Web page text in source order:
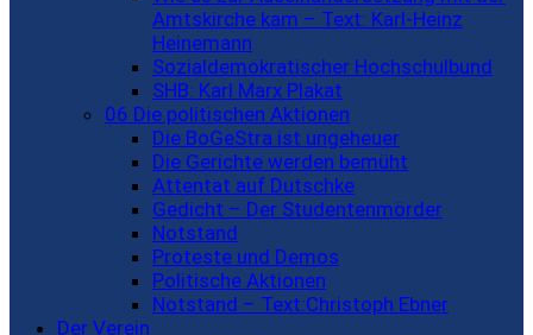
Amtskirche kam – Text: Karl-Heinz
Heinemann
Sozialdemokratischer Hochschulbund
SHB: Karl Marx Plakat
06 Die politischen Aktionen
Die BoGeStra ist ungeheuer
Die Gerichte werden bemüht
Attentat auf Dutschke
Gedicht – Der Studentenmörder
Notstand
Proteste und Demos
Politische Aktionen
Notstand – Text:Christoph Ebner
Der Verein